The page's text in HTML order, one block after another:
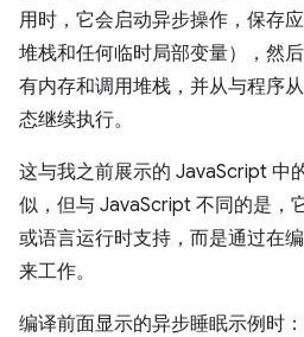
用时，它会启动异步操作，保存
堆栈和任何临时局部变量），然
有内存和调用堆栈，并从与程序
态继续执行。
这与我之前展示的 JavaScript 中
似，但与 JavaScript 不同的是，
或语言运行时支持，而是通过在
来工作。
编译前面显示的异步睡眠示例时：